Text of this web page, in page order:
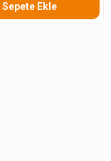
Sepete Ekle